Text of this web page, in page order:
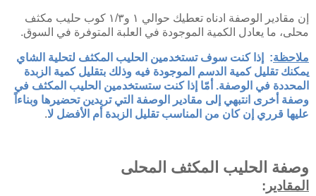
إن مقادير الوصفة ادناه تعطيك حوالي ١ و١/٣ كوب حليب مكثف
محلى، ما يعادل الكمية الموجودة في العلبة المتوفرة في السوق.
ملاحظة: إذا كنت سوف تستخدمين الحليب المكثف لتحلية الشاي
يمكنك تقليل كمية الدسم الموجودة فيه وذلك بتقليل كمية الزبدة
المحددة في الوصفة. أمّا إذا كنت ستستخدمين الحليب المكثف في
وصفة أخرى انتبهي إلى مقادير الوصفة التي تريدين تحضيرها وبناءاً
عليها قرري إن كان من المناسب تقليل الزبدة أم الأفضل لا.
وصفة الحليب المكثف المحلى
المقادير :